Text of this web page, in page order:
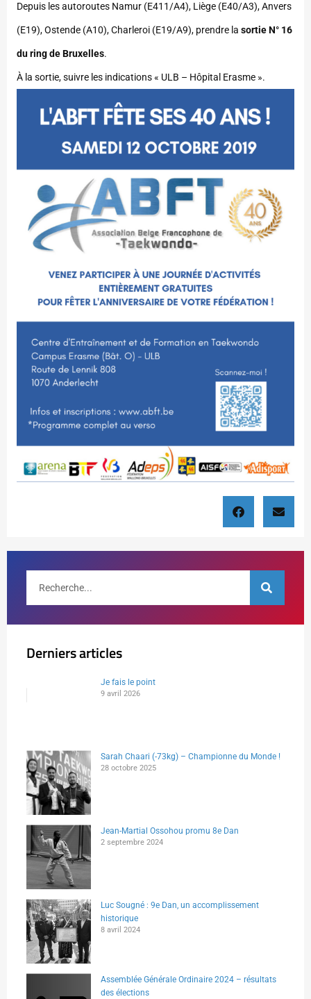
Depuis les autoroutes Namur (E411/A4), Liège (E40/A3), Anvers
(E19), Ostende (A10), Charleroi (E19/A9), prendre la sortie N° 16
du ring de Bruxelles.
À la sortie, suivre les indications « ULB – Hôpital Erasme ».
Derniers articles
Je fais le point
9 avril 2026
Sarah Chaari (-73kg) – Championne du Monde !
28 octobre 2025
Jean-Martial Ossohou promu 8e Dan
2 septembre 2024
Luc Sougné : 9e Dan, un accomplissement
historique
8 avril 2024
Assemblée Générale Ordinaire 2024 – résultats
des élections